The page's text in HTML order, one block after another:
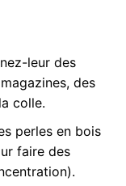
leur des
des
colle.
perles en bois
faire des